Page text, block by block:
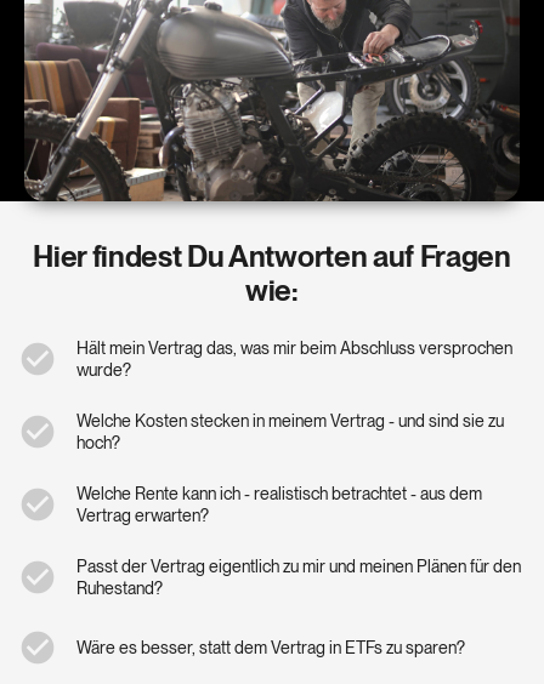
Hier findest Du Antworten auf Fragen
wie:
check_circle
Hält mein Vertrag das, was mir beim Abschluss versprochen
wurde?
check_circle
Welche Kosten stecken in meinem Vertrag - und sind sie zu
hoch?
check_circle
Welche Rente kann ich - realistisch betrachtet - aus dem
Vertrag erwarten?
check_circle
Passt der Vertrag eigentlich zu mir und meinen Plänen für den
Ruhestand?
check_circle Wäre es besser, statt dem Vertrag in ETFs zu sparen?